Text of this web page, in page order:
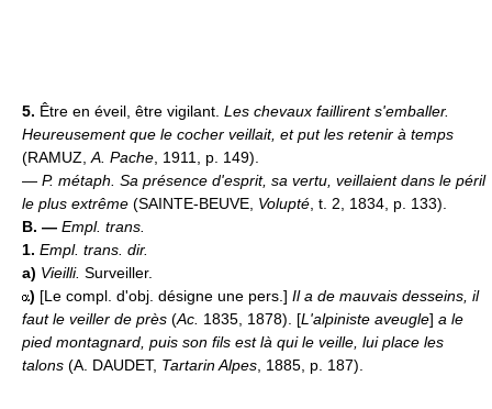
5. Être en éveil, être vigilant. Les chevaux faillirent s'emballer.
Heureusement que le cocher veillait, et put les retenir à temps
(RAMUZ,A. Pache, 1911, p. 149).
— P. métaph. Sa présence d'esprit, sa vertu, veillaient dans le péril
le plus extrême (SAINTE-BEUVE, Volupté, t. 2, 1834, p. 133).
B. — Empl. trans.
1. Empl. trans. dir.
a) Vieilli. Surveiller.
) [Le compl. d'obj. désigne une pers.] Il a de mauvais desseins, il
faut le veiller de près (Ac. 1835, 1878). [L'alpiniste aveugle] a le
pied montagnard, puis son fils est là qui le veille, lui place les
talons (A. DAUDET, Tartarin Alpes, 1885, p. 187).